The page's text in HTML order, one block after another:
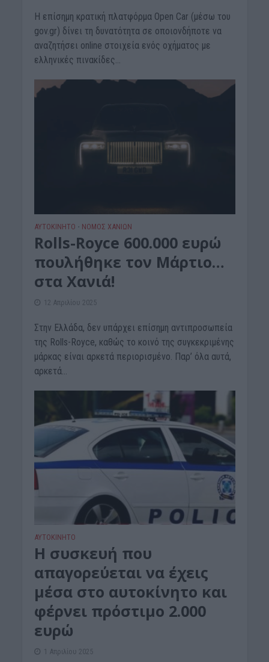
Η επίσημη κρατική πλατφόρμα Open Car (μέσω του
gov.gr) δίνει τη δυνατότητα σε οποιονδήποτε να
αναζητήσει online στοιχεία ενός οχήματος με
ελληνικές πινακίδες...
ΑΥΤΟΚΙΝΗΤΟ • ΝΟΜΌΣ ΧΑΝΊΩΝ
Rolls-Royce 600.000 ευρώ
πουλήθηκε τον Μάρτιο…
στα Χανιά!
12 Απριλίου 2025
Στην Ελλάδα, δεν υπάρχει επίσημη αντιπροσωπεία
της Rolls-Royce, καθώς το κοινό της συγκεκριμένης
μάρκας είναι αρκετά περιορισμένο. Παρ’ όλα αυτά,
αρκετά...
ΑΥΤΟΚΙΝΗΤΟ
Η συσκευή που
απαγορεύεται να έχεις
μέσα στο αυτοκίνητο και
φέρνει πρόστιμο 2.000
ευρώ
1 Απριλίου 2025